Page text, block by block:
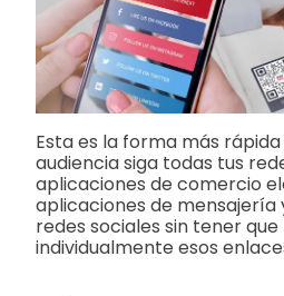
Esta es la forma más
audiencia siga todas tus
aplicaciones de comercio
aplicaciones de mensajería
redes sociales sin tener
individualmente esos